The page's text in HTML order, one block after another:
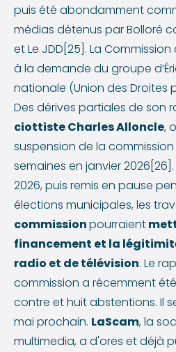
puis été abondamment
médias détenus par Bolloré
et Le JDD[25]. La
à la demande du groupe
nationale (Union des Droites
Des dérives partiales de son
ciottiste Charles Alloncle,
suspension de la
semaines en janvier 2026[26].
2026, puis remis en pause
élections municipales, les
commissionpourraient
financement et la
radio et de télévision. Le
commission a récemment été
contre et huit abstentions. Il
mai prochain. LaScam, la
multimedia, a d'ores et déjà